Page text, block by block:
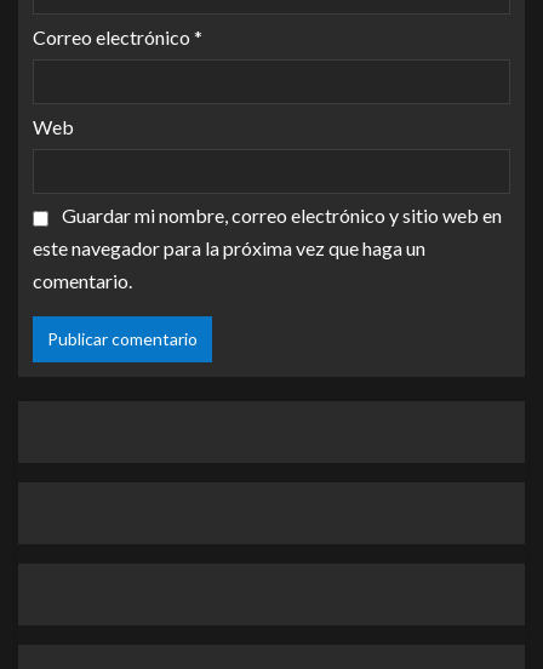
Correo electrónico *
Web
Guardar mi nombre, correo electrónico y sitio web en
este navegador para la próxima vez que haga un
comentario.